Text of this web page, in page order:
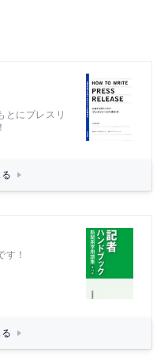
とにプレスリ
す！